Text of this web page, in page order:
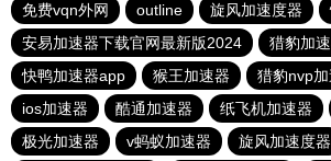
免费vqn外网
outline 旋风加速度器
安易加速器下载官网最新版2024
猎豹加
快鸭加速器app
猴王加速器 猎豹nvp
ios加速器
酷通加速器 纸飞机加速器
极光加速器
v蚂蚁加速器 旋风加速度器